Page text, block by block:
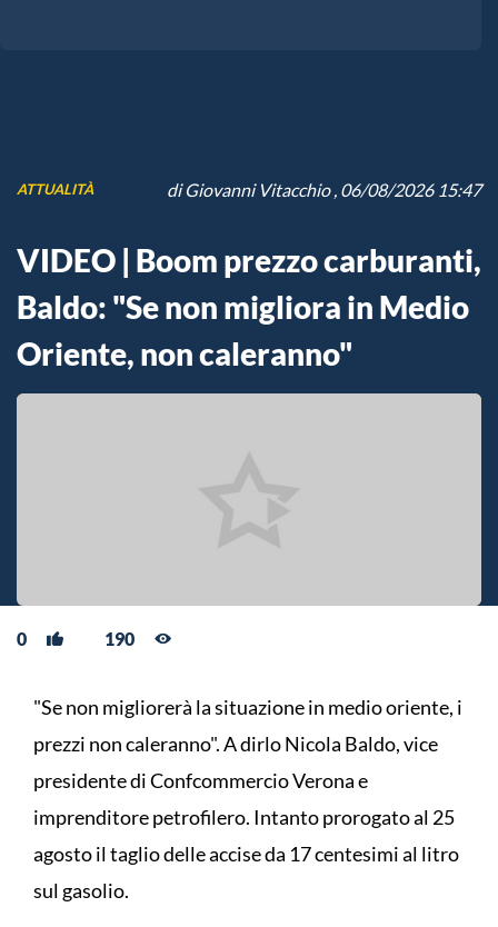
ATTUALITÀ diGiovanni Vitacchio, 06/08/2026 15:47
VIDEO | Boom prezzo carburanti,
Baldo: "Se non migliora in Medio
Oriente, non caleranno"
0 190
"Se non migliorerà la situazione in medio oriente, i
prezzi non caleranno". A dirlo Nicola Baldo, vice
presidente di Confcommercio Verona e
imprenditore petrofilero. Intanto prorogato al 25
agosto il taglio delle accise da 17 centesimi al litro
sul gasolio.